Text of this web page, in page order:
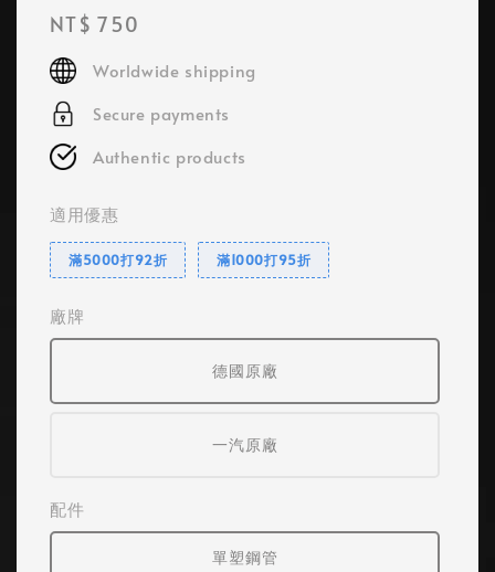
Regular
price
NT$ 750
Worldwide shipping
Secure payments
Authentic products
適用優惠
滿5000打92折 滿1000打95折
廠牌
德國原廠
一汽原廠
配件
單塑鋼管